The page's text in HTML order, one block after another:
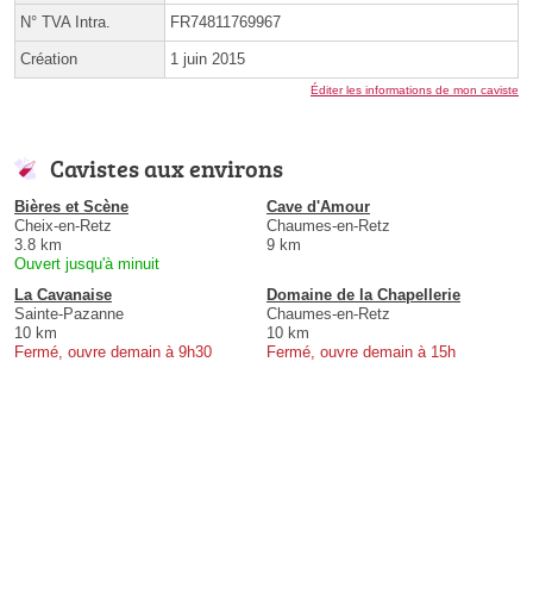
N° TVA Intra. FR74811769967
Création 1 juin 2015
Éditer les informations de mon caviste
Cavistes aux environs
Bières et Scène
Cheix-en-Retz
3.8 km
Ouvert jusqu'à minuit
Cave d'Amour
Chaumes-en-Retz
9 km
La Cavanaise
Sainte-Pazanne
10 km
Fermé, ouvre demain à 9h30
Domaine de la Chapellerie
Chaumes-en-Retz
10 km
Fermé, ouvre demain à 15h